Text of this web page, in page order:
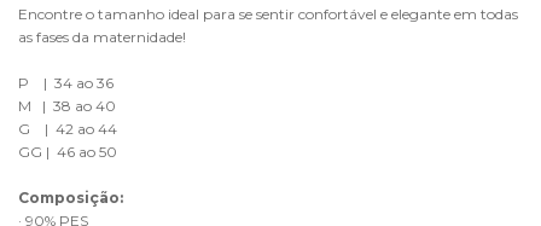
Encontre o tamanho ideal para se sentir confortável e elegante em todas
as fases da maternidade!
P    |  34 ao 36
M   |  38 ao 40
G    |  42 ao 44
GG |  46 ao 50
Composição:
· 90% PES